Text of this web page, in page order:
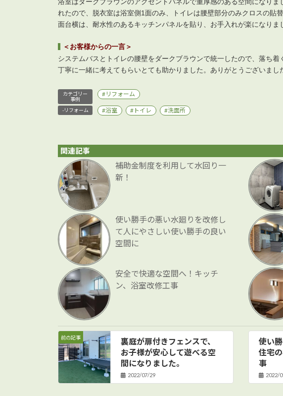
れたので、脱衣室は浴室側1面のみ、トイレは腰壁部分のみクロスの貼
面台横は、耐水性のあるキッチンパネルを貼り、お手入れが楽になりま
＜お客様からの一言＞
システムバスとトイレの腰壁をダークブラウンで統一したので、落ち
丁寧に一緒に考えてもらいとても助かりました。ありがとうございまし
カテゴリー
事例
リフォーム
-リフォーム 浴室 トイレ 洗面所
関連記事
補助金制度を利用して水回り一
新！
使い勝手の悪い水廻りを改修し
て人にやさしい使い勝手の良い
空間に
安全で快適な空間へ！キッチ
ン、浴室改修工事
前の記事
裏庭が扉付きフェンスで、
お子様が安心して遊べる空
間になりました。
2022/07/29
使い
住宅
事
2022/